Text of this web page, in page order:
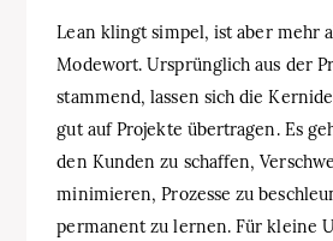
Lean klingt simpel, ist aber mehr
Modewort. Ursprünglich aus der
stammend, lassen sich die
gut auf Projekte übertragen. Es
den Kunden zu schaffen,
minimieren, Prozesse zu
permanent zu lernen. Für kleine